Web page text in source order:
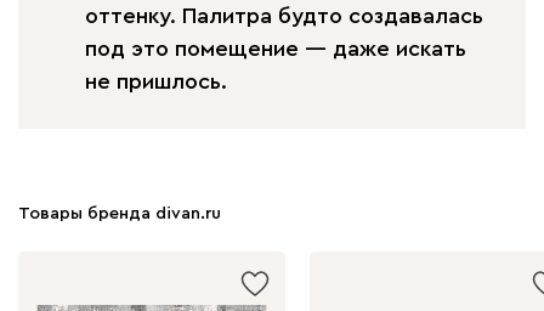
оттенку. Палитра будто создавалась
под это помещение — даже искать
не пришлось.
Товары бренда divan.ru